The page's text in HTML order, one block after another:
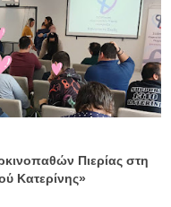
Πιερίας στη
Κατερίνης»